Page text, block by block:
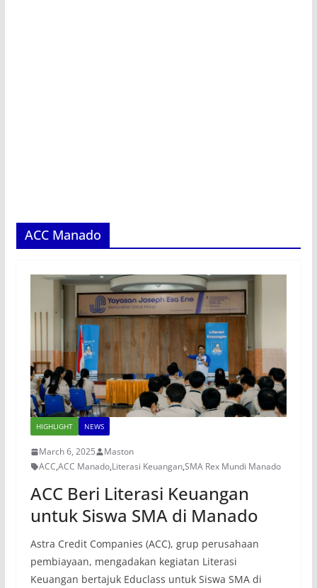
ACC Manado
HIGHLIGHT NEWS
March 6, 2025
Maston
ACC,ACC Manado,Literasi Keuangan,SMA Rex Mundi Manado
ACC Beri Literasi Keuangan
untuk Siswa SMA di Manado
Astra Credit Companies (ACC), grup perusahaan
pembiayaan, mengadakan kegiatan Literasi
Keuangan bertajuk Educlass untuk Siswa SMA di